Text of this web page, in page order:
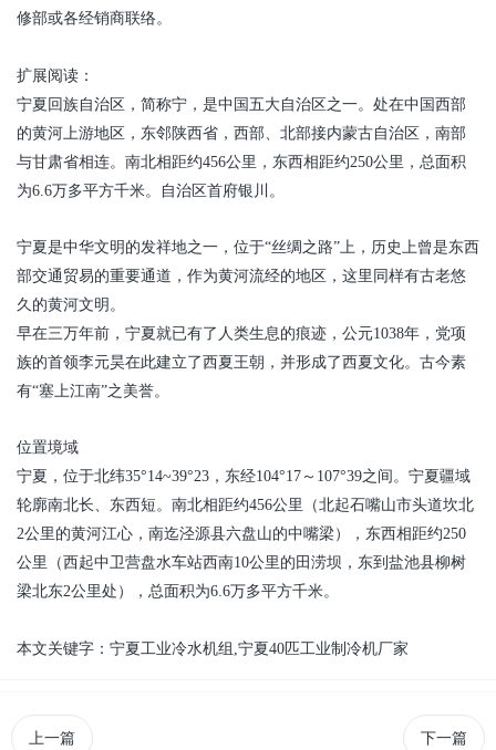
修部或各经销商联络。
扩展阅读：
宁夏回族自治区，简称宁，是中国五大自治区之一。处在中国西部
的黄河上游地区，东邻陕西省，西部、北部接内蒙古自治区，南部
与甘肃省相连。南北相距约456公里，东西相距约250公里，总面积
为6.6万多平方千米。自治区首府银川。
宁夏是中华文明的发祥地之一，位于“丝绸之路”上，历史上曾是东西
部交通贸易的重要通道，作为黄河流经的地区，这里同样有古老悠
久的黄河文明。
早在三万年前，宁夏就已有了人类生息的痕迹，公元1038年，党项
族的首领李元昊在此建立了西夏王朝，并形成了西夏文化。古今素
有“塞上江南”之美誉。
位置境域
宁夏，位于北纬35°14~39°23，东经104°17～107°39之间。宁夏疆域
轮廓南北长、东西短。南北相距约456公里（北起石嘴山市头道坎北
2公里的黄河江心，南迄泾源县六盘山的中嘴梁），东西相距约250
公里（西起中卫营盘水车站西南10公里的田涝坝，东到盐池县柳树
梁北东2公里处），总面积为6.6万多平方千米。
本文关键字： 宁夏工业冷水机组 ,宁夏40匹工业制冷机厂家
上一篇 下一篇